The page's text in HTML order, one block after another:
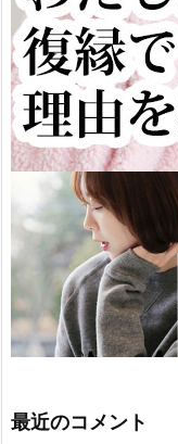
最近のコメント